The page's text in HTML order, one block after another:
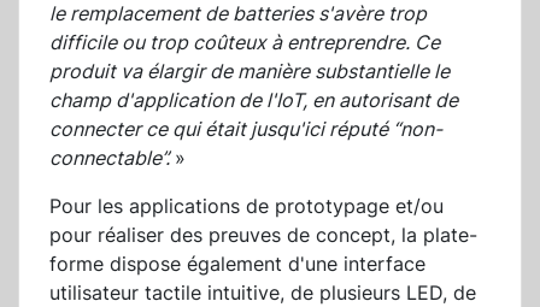
le remplacement de batteries s'avère trop
difficile ou trop coûteux à entreprendre. Ce
produit va élargir de manière substantielle le
champ d'application de l'IoT, en autorisant de
connecter ce qui était jusqu'ici réputé “non-
connectable”. »
Pour les applications de prototypage et/ou
pour réaliser des preuves de concept, la plate-
forme dispose également d'une interface
utilisateur tactile intuitive, de plusieurs LED, de